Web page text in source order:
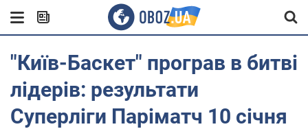
"Київ-Баскет" програв в битві
лідерів: результати
Суперліги Паріматч 10 січня